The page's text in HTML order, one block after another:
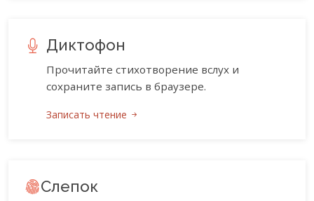
Диктофон
Прочитайте стихотворение вслух и
сохраните запись в браузере.
Записать чтение
Слепок